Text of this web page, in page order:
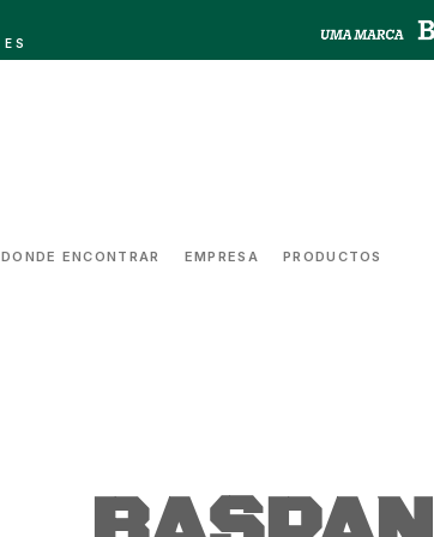
ES
DONDE ENCONTRAR EMPRESA PRODUCTOS